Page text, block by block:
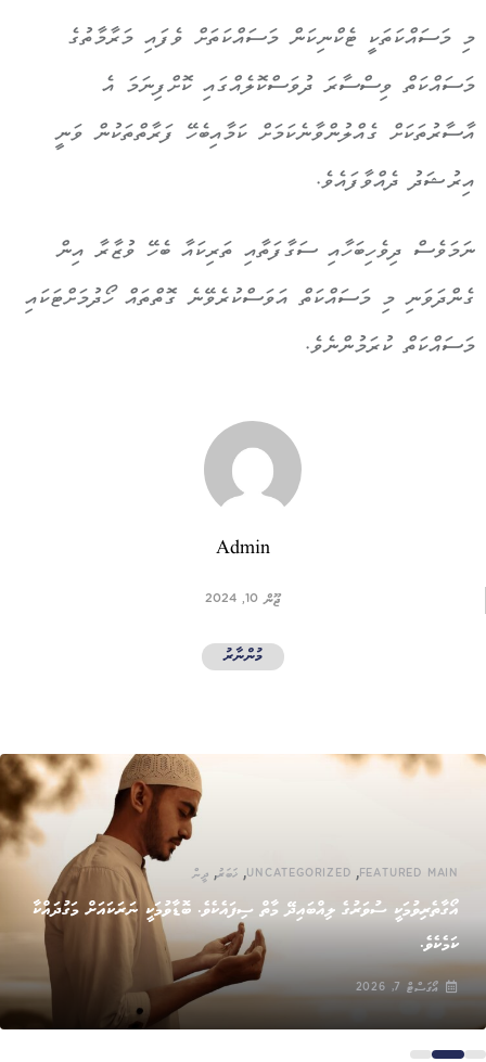
މި މަސައްކަތަކީ ޓެކްނިކަން މަސައްކަތަށް ވެފައި މަރާމާތުގެ
މަސައްކަތް ވިސްސާރަ ދުވަސްކޮލެއްގައި ކޮށްފިނަމަ އެ
އާސާރުތަކަށް ގެއްލުންވާނެކަމަށް ކަމާއިބެހޭ ފަރާތްތަކުން ވަނީ
އިރުޝަދު ދެއްވާފައެވެ.
ނަމަވެސް ދިވެހިބަހާއި ސަގާފަތާއި ތަރިކައާ ބެހޭ ވުޒާރާ އިން
ގެންދަވަނި މި މަސައްކަތް އަވަސްކުރެވޭނެ ގޮތްތައް ހޯދުމަށްޓަކައި
މަސައްކަތް ކުރަމުންނެވެ.
Admin
ޖޫން 10, 2024
މުންނާރު
FEATURED MAIN
,
UNCATEGORIZED
,ޚަބަރު,ދީން
އޯގާތެރިވުމަކީ ސުވަރުގެ ލިއްބައިދޭ މާތް ސިފައެކެވެ. ބޮޑާވުމަކީ ނަރަކައަށް މަގުދައްކާ
ކަމެކެވެ.
އޯގަސްޓް 7, 2026